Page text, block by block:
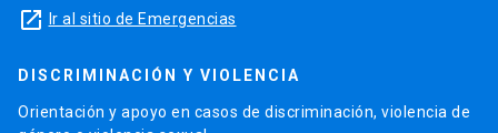
launch Ir al sitio de Emergencias
DISCRIMINACIÓN Y VIOLENCIA
Orientación y apoyo en casos de discriminación, violencia de